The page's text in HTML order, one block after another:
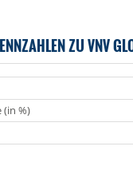
ZU VNV
%)